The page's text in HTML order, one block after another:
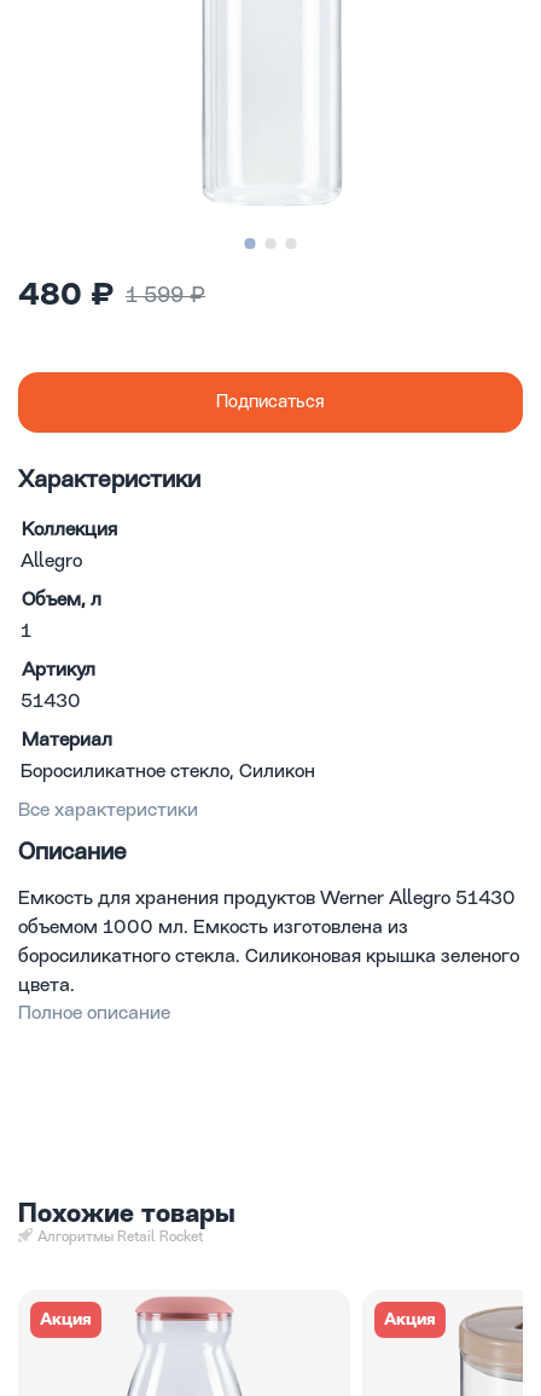
480 ₽ 1 599 ₽
Подписаться
Характеристики
Коллекция
Allegro
Объем, л
1
Артикул
51430
Материал
Боросиликатное стекло, Силикон
Все характеристики
Описание
Емкость для хранения продуктов Werner Allegro 51430
объемом 1000 мл. Емкость изготовлена из
боросиликатного стекла. Силиконовая крышка зеленого
цвета.
Полное описание
Похожие товары
Алгоритмы Retail Rocket
Акция Акция